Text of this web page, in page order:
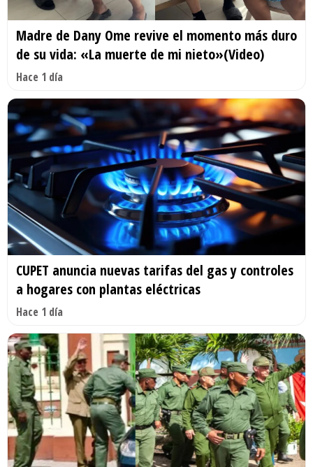
Madre de Dany Ome revive el momento más duro
de su vida: «La muerte de mi nieto»(Video)
Hace 1 día
CUPET anuncia nuevas tarifas del gas y controles
a hogares con plantas eléctricas
Hace 1 día